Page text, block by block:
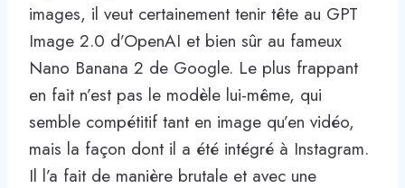
images, il veut certainement tenir tête au GPT
Image 2.0 d’OpenAI et bien sûr au fameux
Nano Banana 2 de Google. Le plus frappant
en fait n’est pas le modèle lui-même, qui
semble compétitif tant en image qu’en vidéo,
mais la façon dont il a été intégré à Instagram.
Il l’a fait de manière brutale et avec une